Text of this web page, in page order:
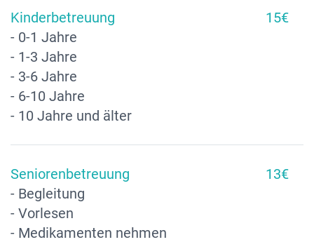
Kinderbetreuung
- 0-1 Jahre
- 1-3 Jahre
- 3-6 Jahre
- 6-10 Jahre
- 10 Jahre und älter
15€
Seniorenbetreuung
- Begleitung
- Vorlesen
- Medikamenten nehmen
13€